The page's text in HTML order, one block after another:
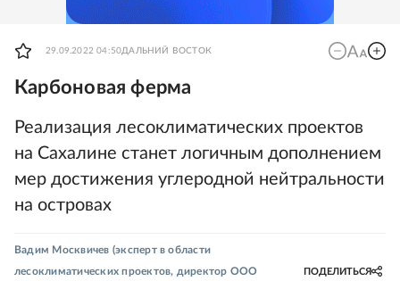
29.09.2022 04:50ДАЛЬНИЙ ВОСТОК
Карбоновая ферма
Реализация лесоклиматических проектов
на Сахалине станет логичным дополнением
мер достижения углеродной нейтральности
на островах
Вадим Москвичев (эксперт в области
лесоклиматических проектов, директор ООО
ПОДЕЛИТЬСЯ